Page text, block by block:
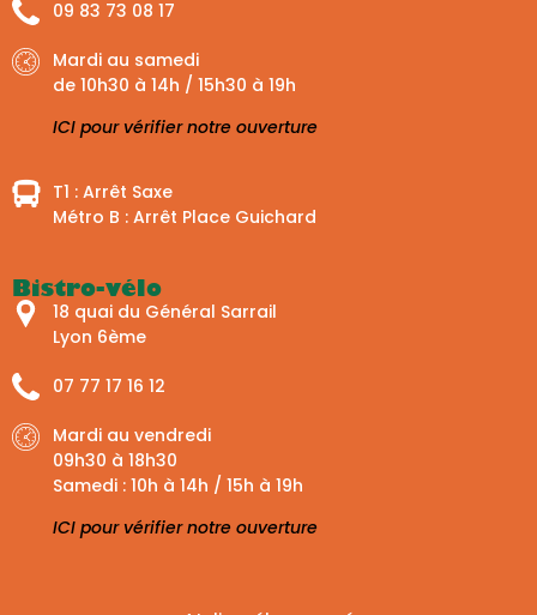
09 83 73 08 17
Mardi au samedi
de 10h30 à 14h / 15h30 à 19h
ICI pour vérifier notre ouverture
T1 : Arrêt Saxe
Métro B : Arrêt Place Guichard
Bistro-vélo
18 quai du Général Sarrail
Lyon 6ème
07 77 17 16 12
Mardi au vendredi
09h30 à 18h30
Samedi : 10h à 14h / 15h à 19h
ICI pour vérifier notre ouverture